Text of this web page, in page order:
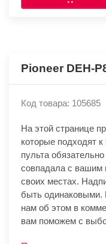
Pioneer DEH-
Код товара: 105685
На этой странице
которые подходят
пульта
совпадала с вашим
своих местах.
быть одинаковыми.
нам об этом в
вам поможем с